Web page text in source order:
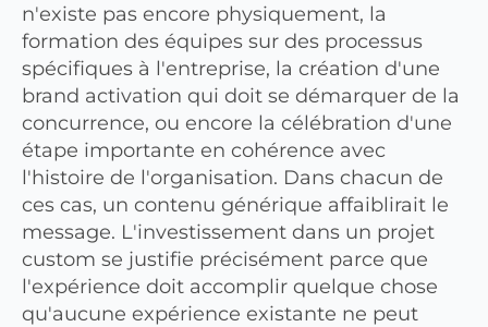
n'existe pas encore physiquement, la
formation des équipes sur des processus
spécifiques à l'entreprise, la création d'une
brand activation qui doit se démarquer de la
concurrence, ou encore la célébration d'une
étape importante en cohérence avec
l'histoire de l'organisation. Dans chacun de
ces cas, un contenu générique affaiblirait le
message. L'investissement dans un projet
custom se justifie précisément parce que
l'expérience doit accomplir quelque chose
qu'aucune expérience existante ne peut